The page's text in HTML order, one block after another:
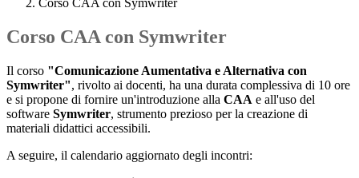
Corso CAA con Symwriter
Corso CAA con Symwriter
Il corso "Comunicazione Aumentativa e Alternativa con
Symwriter", rivolto ai docenti, ha una durata complessiva di 10 ore
e si propone di fornire un'introduzione alla CAA e all'uso del
software Symwriter, strumento prezioso per la creazione di
materiali didattici accessibili.
A seguire, il calendario aggiornato degli incontri: